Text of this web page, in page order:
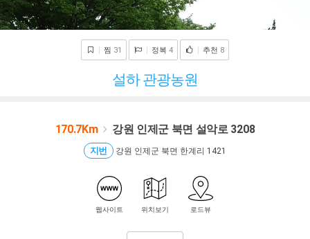
찜 31 정복 4 추천 8
설하 관광농원
170.7Km 강원 인제군 북면 설악로 3208
지번 강원 인제군 북면 한계리 1421
웹사이트 위치보기 로드뷰